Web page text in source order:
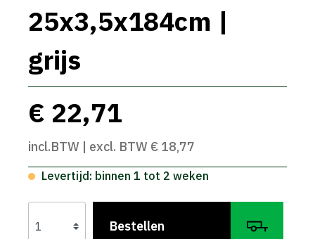
25x3,5x184cm |
grijs
€ 22,71
incl.BTW | excl. BTW € 18,77
Levertijd: binnen 1 tot 2 weken
Bestellen